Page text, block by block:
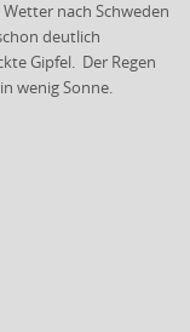
nach Schweden
deutlich
Gipfel. Der Regen
wenig Sonne.